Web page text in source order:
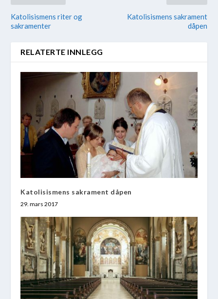
Katolisismens riter og
sakramenter
Katolisismens sakrament
dåpen
RELATERTE INNLEGG
Katolisismens sakrament dåpen
29. mars 2017